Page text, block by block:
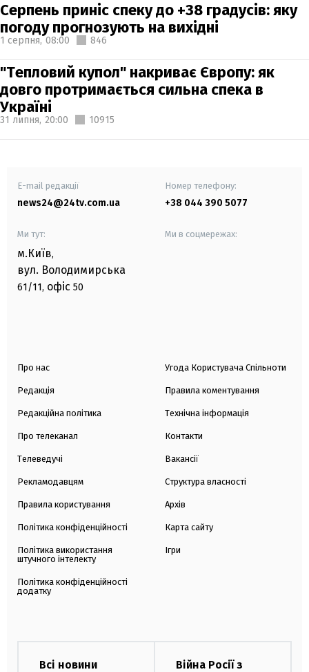
Серпень приніс спеку до +38 градусів: яку
погоду прогнозують на вихідні
1 серпня, 08:00 846
"Тепловий купол" накриває Європу: як
довго протримається сильна спека в
Україні
31 липня, 20:00 10915
E-mail редакції
news24@24tv.com.ua
Номер телефону:
+38 044 390 5077
Ми тут:
м.Київ,
вул. Володимирська
61/11, офіс 50
Ми в соцмережах:
Про нас
Редакція
Редакційна політика
Про телеканал
Телеведучі
Рекламодавцям
Правила користування
Політика конфіденційності
Політика використання
штучного інтелекту
Політика конфіденційності
додатку
Угода Користувача Спільноти
Правила коментування
Технічна інформація
Контакти
Вакансії
Структура власності
Архів
Карта сайту
Ігри
Всі новини
Війна Росії з